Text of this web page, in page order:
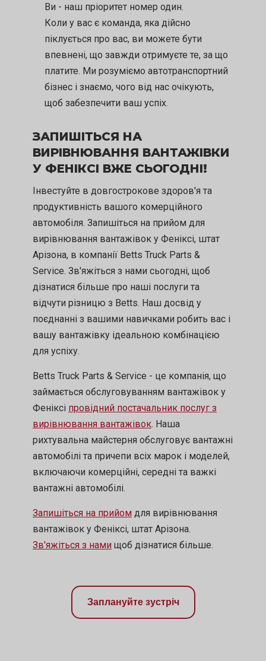
Ви - наш пріоритет номер один.
Коли у вас є команда, яка дійсно
піклується про вас, ви можете бути
впевнені, що завжди отримуєте те, за що
платите. Ми розуміємо автотранспортний
бізнес і знаємо, чого від нас очікують,
щоб забезпечити ваш успіх.
ЗАПИШІТЬСЯ НА
ВИРІВНЮВАННЯ ВАНТАЖІВКИ
У ФЕНІКСІ ВЖЕ СЬОГОДНІ!
Інвестуйте в довгострокове здоров'я та
продуктивність вашого комерційного
автомобіля. Запишіться на прийом для
вирівнювання вантажівок у Феніксі, штат
Арізона, в компанії Betts Truck Parts &
Service. Зв'яжіться з нами сьогодні, щоб
дізнатися більше про наші послуги та
відчути різницю з Betts. Наш досвід у
поєднанні з вашими навичками робить вас і
вашу вантажівку ідеальною комбінацією
для успіху.
Betts Truck Parts & Service - це компанія, що
займається обслуговуванням вантажівок у
Феніксі провідний постачальник послуг з
вирівнювання вантажівок. Наша
рихтувальна майстерня обслуговує вантажні
автомобілі та причепи всіх марок і моделей,
включаючи комерційні, середні та важкі
вантажні автомобілі.
Запишіться на прийом для вирівнювання
вантажівок у Феніксі, штат Арізона.
Зв'яжіться з нами щоб дізнатися більше.
Заплануйте зустріч